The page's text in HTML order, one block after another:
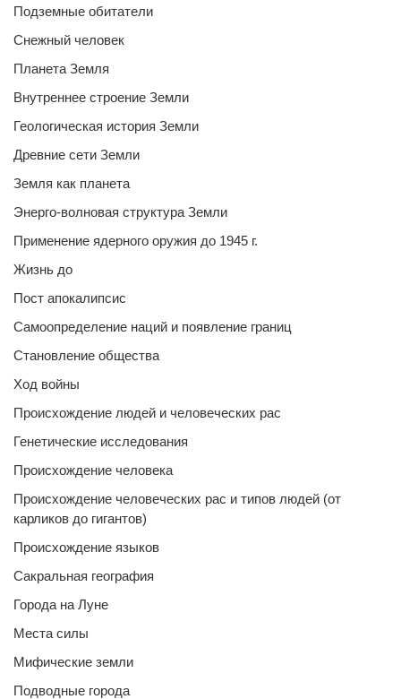
Подземные обитатели
Снежный человек
Планета Земля
Внутреннее строение Земли
Геологическая история Земли
Древние сети Земли
Земля как планета
Энерго-волновая структура Земли
Применение ядерного оружия до 1945 г.
Жизнь до
Пост апокалипсис
Самоопределение наций и появление границ
Становление общества
Ход войны
Происхождение людей и человеческих рас
Генетические исследования
Происхождение человека
Происхождение человеческих рас и типов людей (от
карликов до гигантов)
Происхождение языков
Сакральная география
Города на Луне
Места силы
Мифические земли
Подводные города